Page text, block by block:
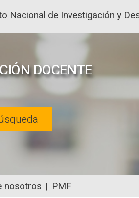
Nacional de Investigación y
DOCENTE
nosotros PMF